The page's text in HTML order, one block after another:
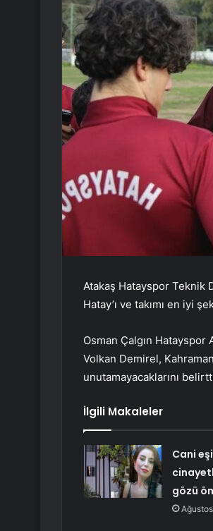
Atakaş Hatayspor Teknik
Hatay’ı ve takımı en iyi
Osman Çalgın
Volkan Demirel,
unutamayacaklarını
İlgili Makaleler
Cani
gözü